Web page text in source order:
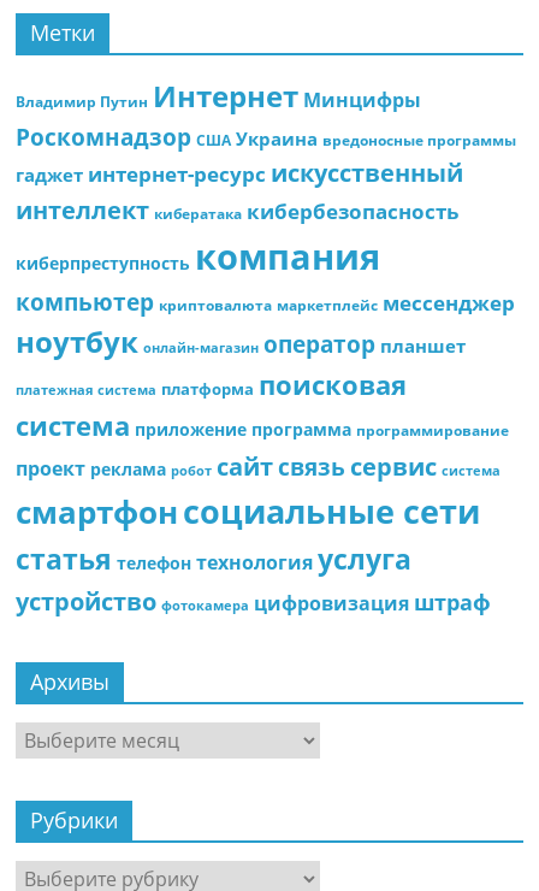
Метки
Владимир Путин Интернет Минцифры
Роскомнадзор США Украина вредоносные программы
гаджет интернет-ресурс искусственный
интеллект кибератака кибербезопасность
киберпреступность компания
компьютер криптовалюта маркетплейс мессенджер
ноутбук онлайн-магазин оператор планшет
платежная система платформа поисковая
система приложение программа программирование
проект реклама робот сайтсвязь сервис система
смартфонсоциальные сети
статья телефон технология услуга
устройство фотокамера цифровизация штраф
Архивы
Архивы
Рубрики
Рубрики